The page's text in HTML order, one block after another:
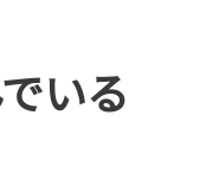
いる